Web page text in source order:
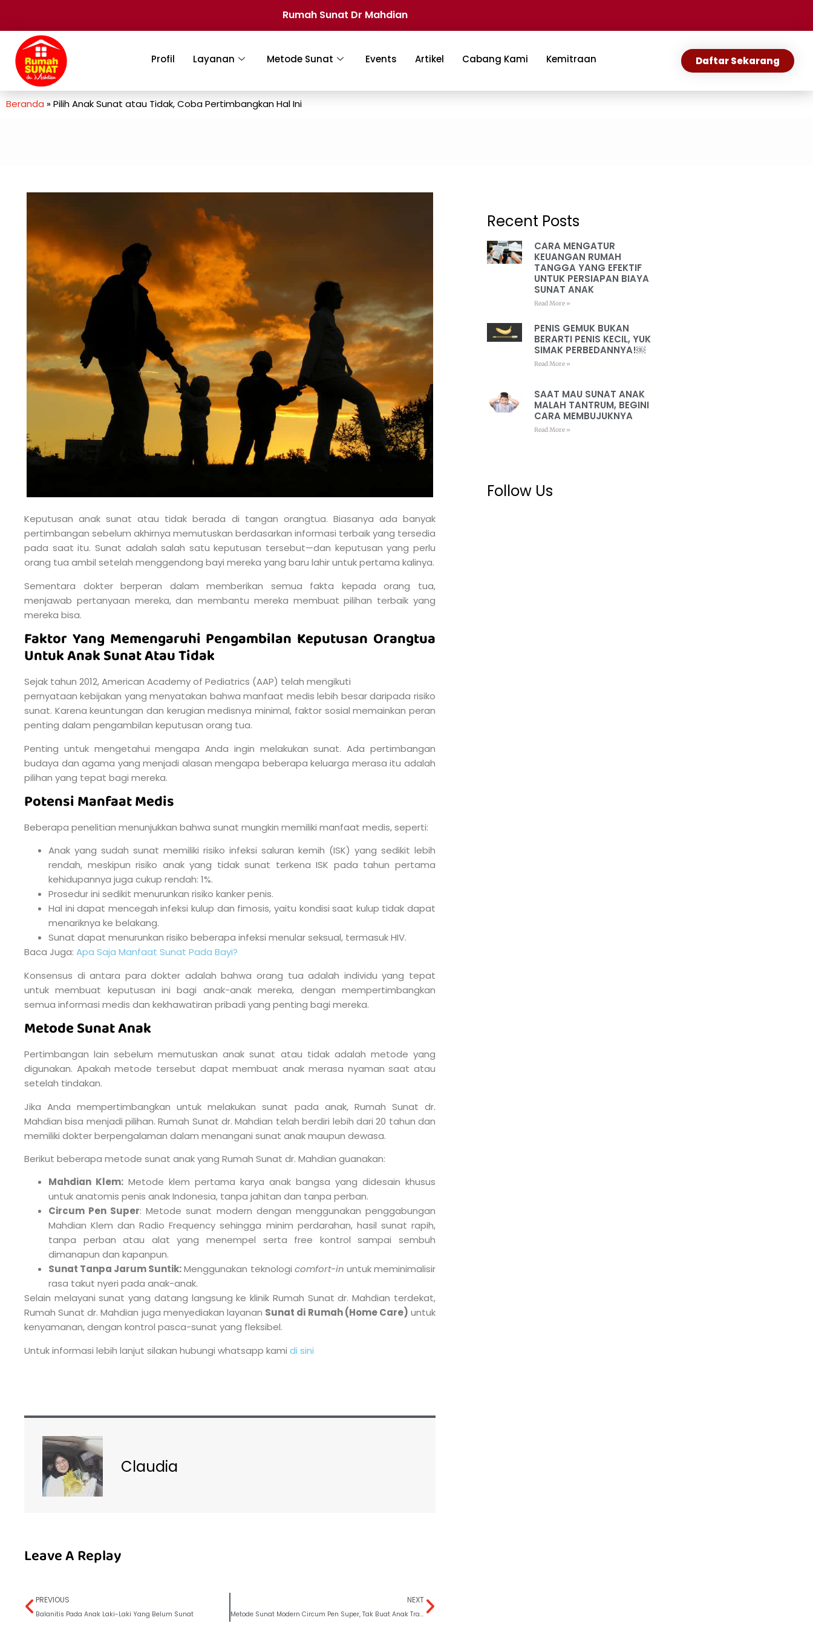
Rumah Sunat Dr Mahdian
Profil Layanan Metode Sunat Events Artikel Cabang Kami Kemitraan Daftar Sekarang
Beranda »Pilih Anak Sunat atau Tidak, Coba Pertimbangkan Hal Ini
Keputusan anak sunat atau tidak berada di tangan orangtua. Biasanya ada banyak
pertimbangan sebelum akhirnya memutuskan berdasarkan informasi terbaik yang tersedia
pada saat itu. Sunat adalah salah satu keputusan tersebut—dan keputusan yang perlu
orang tua ambil setelah menggendong bayi mereka yang baru lahir untuk pertama kalinya.
Sementara dokter berperan dalam memberikan semua fakta kepada orang tua,
menjawab pertanyaan mereka, dan membantu mereka membuat pilihan terbaik yang
mereka bisa.
Faktor Yang Memengaruhi Pengambilan Keputusan Orangtua
Untuk Anak Sunat Atau Tidak
Sejak tahun 2012, American Academy of Pediatrics (AAP) telah mengikuti
pernyataan kebijakan yang menyatakan bahwa manfaat medis lebih besar daripada risiko
sunat. Karena keuntungan dan kerugian medisnya minimal, faktor sosial memainkan peran
penting dalam pengambilan keputusan orang tua.
Penting untuk mengetahui mengapa Anda ingin melakukan sunat. Ada pertimbangan
budaya dan agama yang menjadi alasan mengapa beberapa keluarga merasa itu adalah
pilihan yang tepat bagi mereka.
Potensi Manfaat Medis
Beberapa penelitian menunjukkan bahwa sunat mungkin memiliki manfaat medis, seperti:
Anak yang sudah sunat memiliki risiko infeksi saluran kemih (ISK) yang sedikit lebih
rendah, meskipun risiko anak yang tidak sunat terkena ISK pada tahun pertama
kehidupannya juga cukup rendah: 1%.
Prosedur ini sedikit menurunkan risiko kanker penis.
Hal ini dapat mencegah infeksi kulup dan fimosis, yaitu kondisi saat kulup tidak dapat
menariknya ke belakang.
Sunat dapat menurunkan risiko beberapa infeksi menular seksual, termasuk HIV.
Baca Juga: Apa Saja Manfaat Sunat Pada Bayi?
Konsensus di antara para dokter adalah bahwa orang tua adalah individu yang tepat
untuk membuat keputusan ini bagi anak-anak mereka, dengan mempertimbangkan
semua informasi medis dan kekhawatiran pribadi yang penting bagi mereka.
Metode Sunat Anak
Pertimbangan lain sebelum memutuskan anak sunat atau tidak adalah metode yang
digunakan. Apakah metode tersebut dapat membuat anak merasa nyaman saat atau
setelah tindakan.
Jika Anda mempertimbangkan untuk melakukan sunat pada anak, Rumah Sunat dr.
Mahdian bisa menjadi pilihan. Rumah Sunat dr. Mahdian telah berdiri lebih dari 20 tahun dan
memiliki dokter berpengalaman dalam menangani sunat anak maupun dewasa.
Berikut beberapa metode sunat anak yang Rumah Sunat dr. Mahdian guanakan:
Mahdian Klem: Metode klem pertama karya anak bangsa yang didesain khusus
untuk anatomis penis anak Indonesia, tanpa jahitan dan tanpa perban.
Circum Pen Super: Metode sunat modern dengan menggunakan penggabungan
Mahdian Klem dan Radio Frequency sehingga minim perdarahan, hasil sunat rapih,
tanpa perban atau alat yang menempel serta free kontrol sampai sembuh
dimanapun dan kapanpun.
Sunat Tanpa Jarum Suntik:Menggunakan teknologi comfort-in untuk meminimalisir
rasa takut nyeri pada anak-anak.
Selain melayani sunat yang datang langsung ke klinik Rumah Sunat dr. Mahdian terdekat,
Rumah Sunat dr. Mahdian juga menyediakan layanan Sunat di Rumah (Home Care) untuk
kenyamanan, dengan kontrol pasca-sunat yang fleksibel.
Untuk informasi lebih lanjut silakan hubungi whatsapp kami di sini
Claudia
Leave A Replay
PREVIOUS
Balanitis Pada Anak Laki-Laki Yang Belum Sunat
NEXT
Metode Sunat Modern Circum Pen Super, Tak Buat Anak Trauma
Recent Posts
CARA MENGATUR
KEUANGAN RUMAH
TANGGA YANG EFEKTIF
UNTUK PERSIAPAN BIAYA
SUNAT ANAK
Read More »
PENIS GEMUK BUKAN
BERARTI PENIS KECIL, YUK
SIMAK PERBEDANNYA!￼
Read More »
SAAT MAU SUNAT ANAK
MALAH TANTRUM, BEGINI
CARA MEMBUJUKNYA
Read More »
Follow Us